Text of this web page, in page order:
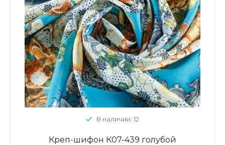
В наличии: 12
Креп-шифон К07-439 голубой